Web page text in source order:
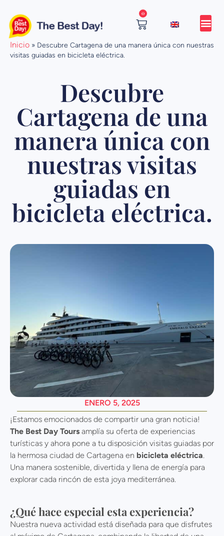
contenido
0
Cart
Inicio » Descubre Cartagena de una manera única con nuestras
visitas guiadas en bicicleta eléctrica.
Descubre
Cartagena de una
manera única con
nuestras visitas
guiadas en
bicicleta eléctrica.
ENERO 5, 2025
¡Estamos emocionados de compartir una gran noticia!
The Best Day Tours amplía su oferta de experiencias
turísticas y ahora pone a tu disposición visitas guiadas por
la hermosa ciudad de Cartagena en bicicleta eléctrica.
Una manera sostenible, divertida y llena de energía para
explorar cada rincón de esta joya mediterránea.
¿Qué hace especial esta experiencia?
Nuestra nueva actividad está diseñada para que disfrutes